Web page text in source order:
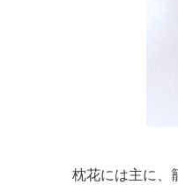
枕花には主に、